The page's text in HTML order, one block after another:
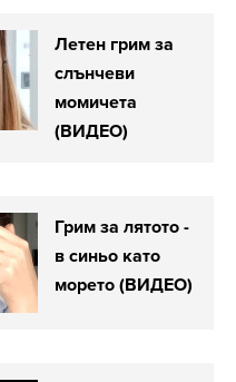
Летен грим за
слънчеви
момичета
(ВИДЕО)
Грим за лятото -
в синьо като
морето (ВИДЕО)